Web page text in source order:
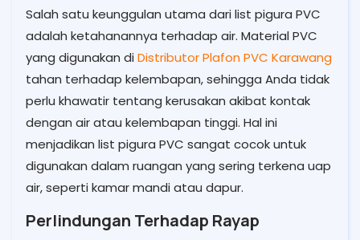
Salah satu keunggulan utama dari list pigura PVC
adalah ketahanannya terhadap air. Material PVC
yang digunakan diDistributor Plafon PVC Karawang
tahan terhadap kelembapan, sehingga Anda tidak
perlu khawatir tentang kerusakan akibat kontak
dengan air atau kelembapan tinggi. Hal ini
menjadikan list pigura PVC sangat cocok untuk
digunakan dalam ruangan yang sering terkena uap
air, seperti kamar mandi atau dapur.
Perlindungan Terhadap Rayap